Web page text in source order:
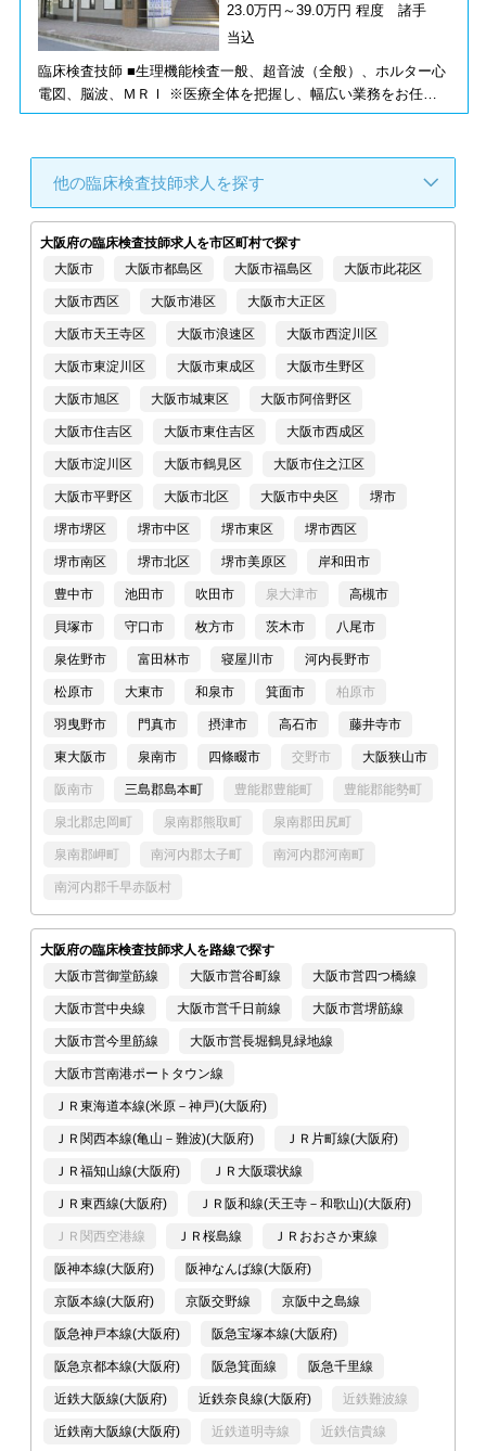
23.0万円～39.0万円 程度 諸手
当込
臨床検査技師 ■生理機能検査一般、超音波（全般）、ホルター心
電図、脳波、ＭＲＩ ※医療全体を把握し、幅広い業務をお任せ
しますので、自己実現して下さい。
他の臨床検査技師求人を探す
大阪府の臨床検査技師求人を市区町村で探す
大阪市
大阪市都島区 大阪市福島区 大阪市此花区
大阪市西区 大阪市港区 大阪市大正区
大阪市天王寺区 大阪市浪速区 大阪市西淀川区
大阪市東淀川区 大阪市東成区 大阪市生野区
大阪市旭区 大阪市城東区 大阪市阿倍野区
大阪市住吉区 大阪市東住吉区 大阪市西成区
大阪市淀川区 大阪市鶴見区 大阪市住之江区
大阪市平野区 大阪市北区 大阪市中央区 堺市
堺市堺区 堺市中区 堺市東区 堺市西区
堺市南区 堺市北区 堺市美原区 岸和田市
豊中市 池田市 吹田市 泉大津市 高槻市
貝塚市 守口市 枚方市 茨木市 八尾市
泉佐野市 富田林市 寝屋川市 河内長野市
松原市 大東市 和泉市 箕面市 柏原市
羽曳野市 門真市 摂津市 高石市 藤井寺市
東大阪市 泉南市 四條畷市 交野市 大阪狭山市
阪南市 三島郡島本町 豊能郡豊能町 豊能郡能勢町
泉北郡忠岡町 泉南郡熊取町 泉南郡田尻町
泉南郡岬町 南河内郡太子町 南河内郡河南町
南河内郡千早赤阪村
大阪府の臨床検査技師求人を路線で探す
大阪市営御堂筋線
大阪市営谷町線 大阪市営四つ橋線
大阪市営中央線 大阪市営千日前線 大阪市営堺筋線
大阪市営今里筋線 大阪市営長堀鶴見緑地線
大阪市営南港ポートタウン線
ＪＲ東海道本線(米原－神戸)(大阪府)
ＪＲ関西本線(亀山－難波)(大阪府) ＪＲ片町線(大阪府)
ＪＲ福知山線(大阪府) ＪＲ大阪環状線
ＪＲ東西線(大阪府) ＪＲ阪和線(天王寺－和歌山)(大阪府)
ＪＲ関西空港線 ＪＲ桜島線 ＪＲおおさか東線
阪神本線(大阪府) 阪神なんば線(大阪府)
京阪本線(大阪府) 京阪交野線 京阪中之島線
阪急神戸本線(大阪府) 阪急宝塚本線(大阪府)
阪急京都本線(大阪府) 阪急箕面線 阪急千里線
近鉄大阪線(大阪府) 近鉄奈良線(大阪府) 近鉄難波線
近鉄南大阪線(大阪府) 近鉄道明寺線 近鉄信貴線